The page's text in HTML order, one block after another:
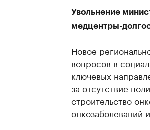
Увольнение
медцентры-
Новое
вопросов в
ключевых
за отсутствие
строительство
онкозаболеваний